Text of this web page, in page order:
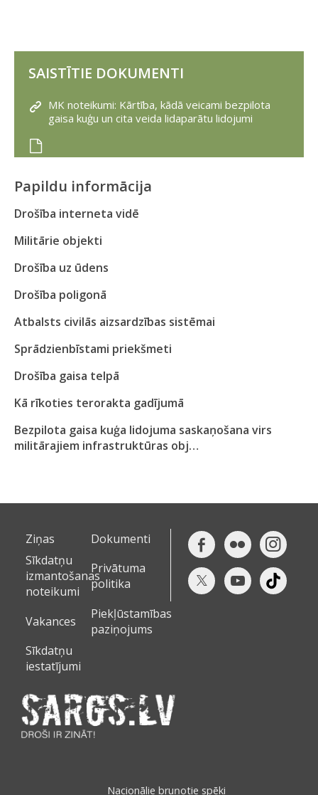
SAISTĪTIE DOKUMENTI
MK noteikumi: Kārtība, kādā veicami bezpilota
gaisa kuģu un cita veida lidaparātu lidojumi
Papildu informācija
Drošība interneta vidē
Militārie objekti
Drošība uz ūdens
Drošība poligonā
Atbalsts civilās aizsardzības sistēmai
Sprādzienbīstami priekšmeti
Drošība gaisa telpā
Kā rīkoties terorakta gadījumā
Bezpilota gaisa kuģa lidojuma saskaņošana virs
militārajiem infrastruktūras obj…
Ziņas
Dokumenti
Sīkdatņu
izmantošanas
noteikumi
Privātuma
politika
Vakances
Piekļūstamības
paziņojums
Sīkdatņu
iestatījumi
Nacionālie bruņotie spēki